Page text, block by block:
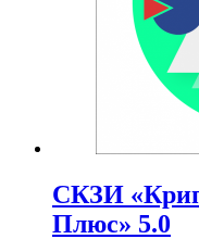
СКЗИ
Плюс» 5.0